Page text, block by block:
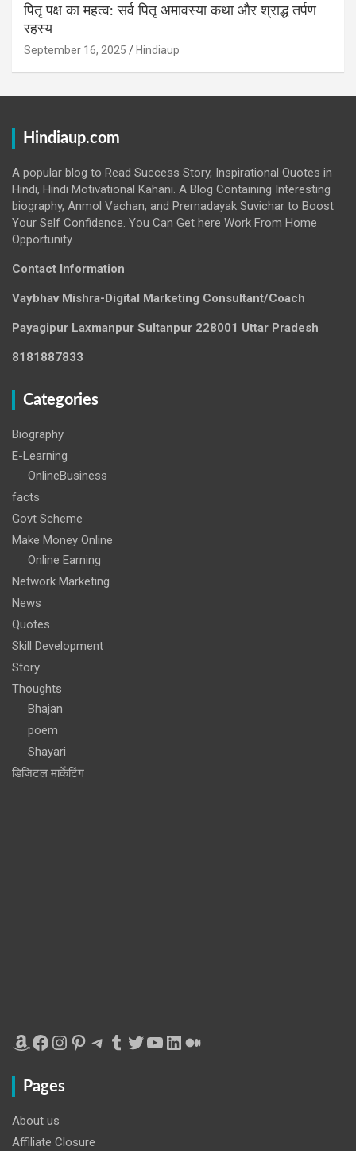
पितृ पक्ष का महत्व: सर्व पितृ अमावस्या कथा और श्राद्ध तर्पण
रहस्य
September 16, 2025 Hindiaup
Hindiaup.com
A popular blog to Read Success Story, Inspirational Quotes in
Hindi, Hindi Motivational Kahani. A Blog Containing Interesting
biography, Anmol Vachan, and Prernadayak Suvichar to Boost
Your Self Confidence. You Can Get here Work From Home
Opportunity.
Contact Information
Vaybhav Mishra-Digital Marketing Consultant/Coach
Payagipur Laxmanpur Sultanpur 228001 Uttar Pradesh
8181887833
Categories
Biography
E-Learning
OnlineBusiness
facts
Govt Scheme
Make Money Online
Online Earning
Network Marketing
News
Quotes
Skill Development
Story
Thoughts
Bhajan
poem
Shayari
डिजिटल मार्केटिंग
Amazon
Facebook
Instagram
Pinterest
Telegram
Tumblr
Twitter
YouTube
LinkedIn
Medium
Pages
About us
Affiliate Closure